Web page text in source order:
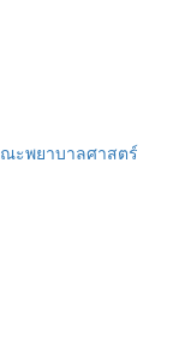
ะพยาบาลศาสตร์